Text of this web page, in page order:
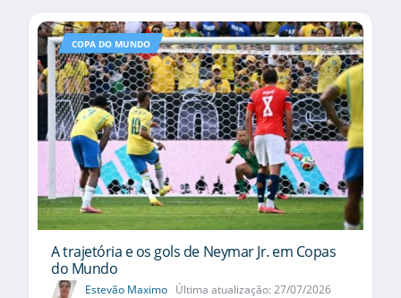
COPA DO MUNDO
A trajetória e os gols de Neymar Jr. em Copas
do Mundo
Estevão Maximo Última atualização: 27/07/2026